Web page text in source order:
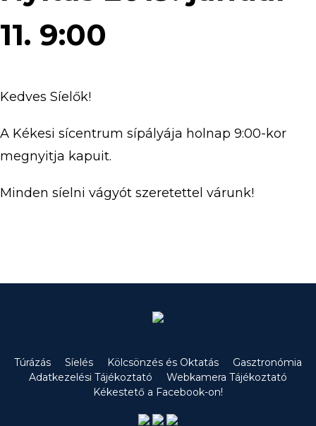
11. 9:00
Kedves Síelők!
A Kékesi sícentrum sípályája holnap 9:00-kor
megnyitja kapuit.
Minden síelni vágyót szeretettel várunk!
Túrázás Síelés Kölcsönzés és Oktatás
Gasztronómia
Adatkezelési Tájékoztató
Webkamera Tájékoztató
Kékestető a Facebook-on!